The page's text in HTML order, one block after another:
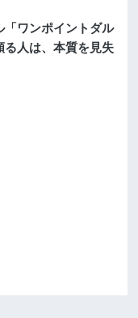
「ワンポイントダル
る人は、本質を見失